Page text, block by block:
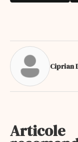
Ciprian
Articole